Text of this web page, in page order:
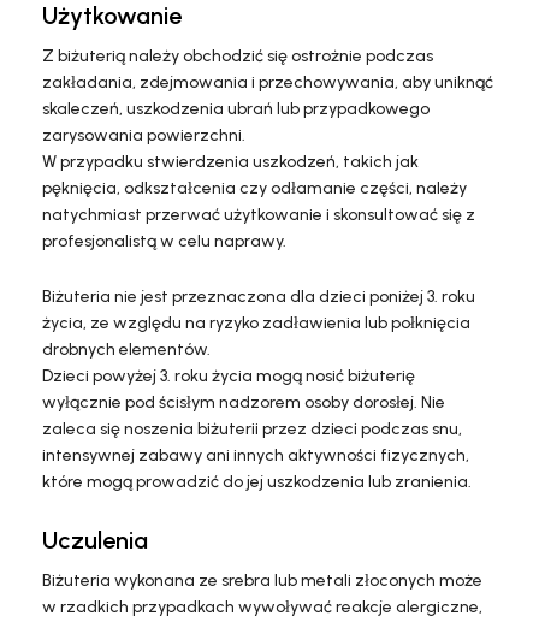
Użytkowanie
Z biżuterią należy obchodzić się ostrożnie podczas
zakładania, zdejmowania i przechowywania, aby uniknąć
skaleczeń, uszkodzenia ubrań lub przypadkowego
zarysowania powierzchni.
W przypadku stwierdzenia uszkodzeń, takich jak
pęknięcia, odkształcenia czy odłamanie części, należy
natychmiast przerwać użytkowanie i skonsultować się z
profesjonalistą w celu naprawy.
Biżuteria nie jest przeznaczona dla dzieci poniżej 3. roku
życia, ze względu na ryzyko zadławienia lub połknięcia
drobnych elementów.
Dzieci powyżej 3. roku życia mogą nosić biżuterię
wyłącznie pod ścisłym nadzorem osoby dorosłej. Nie
zaleca się noszenia biżuterii przez dzieci podczas snu,
intensywnej zabawy ani innych aktywności fizycznych,
które mogą prowadzić do jej uszkodzenia lub zranienia.
Uczulenia
Biżuteria wykonana ze srebra lub metali złoconych może
w rzadkich przypadkach wywoływać reakcje alergiczne,